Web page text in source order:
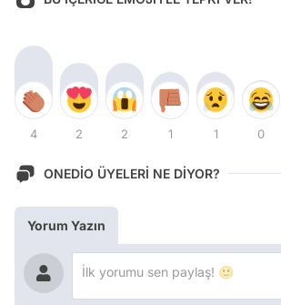
4 2 2 1 1 0
ONEDİO ÜYELERİ NE DİYOR?
Yorum Yazın